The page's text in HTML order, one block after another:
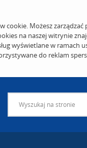
Możesz
na naszej witrynie
wyświetlane w ramach
do reklam